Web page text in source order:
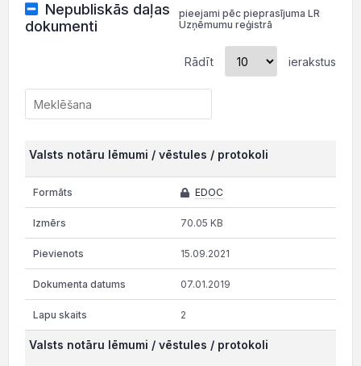
Nepubliskās daļas
dokumenti
pieejami pēc pieprasījuma LR
Uzņēmumu reģistrā
Rādīt ierakstus
Valsts notāru lēmumi / vēstules / protokoli
EDOC
70.05 KB
15.09.2021
07.01.2019
2
Valsts notāru lēmumi / vēstules / protokoli